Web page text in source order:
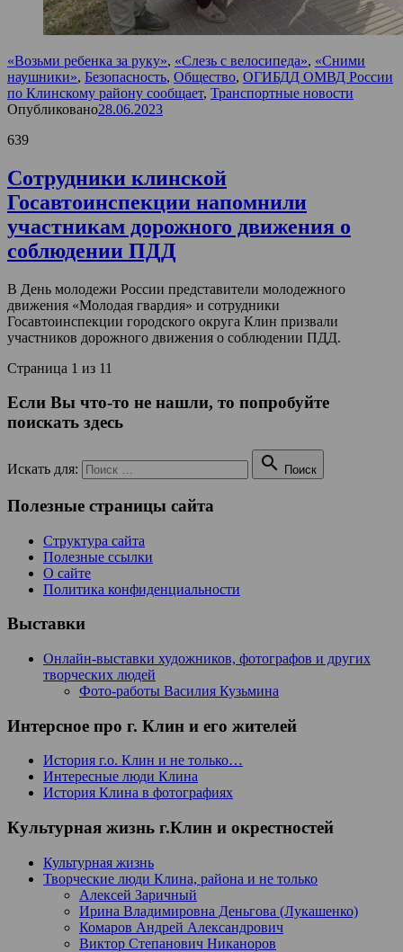
«Возьми ребенка за руку», «Слезь с велосипеда», «Сними
наушники», Безопасность, Общество, ОГИБДД ОМВД России
по Клинскому району сообщает, Транспортные новости
Опубликовано28.06.2023
639
Сотрудники клинской
Госавтоинспекции напомнили
участникам дорожного движения о
соблюдении ПДД
В День молодежи России представители молодежного
движения «Молодая гвардия» и сотрудники
Госавтоинспекции городского округа Клин призвали
участников дорожного движения о соблюдении ПДД.
Страница 1 из 11
Если Вы что-то не нашли, то попробуйте
поискать здесь
Искать для:  Поиск
Полезные страницы сайта
Структура сайта
Полезные ссылки
О сайте
Политика конфиденциальности
Выставки
Онлайн-выставки художников, фотографов и других
творческих людей
Фото-работы Василия Кузьмина
Интерсное про г. Клин и его жителей
История г.о. Клин и не только…
Интересные люди Клина
История Клина в фотографиях
Культурная жизнь г.Клин и окрестностей
Культурная жизнь
Творческие люди Клина, района и не только
Алексей Заричный
Ирина Владимировна Деньгова (Лукашенко)
Комаров Андрей Александрович
Виктор Степанович Никаноров